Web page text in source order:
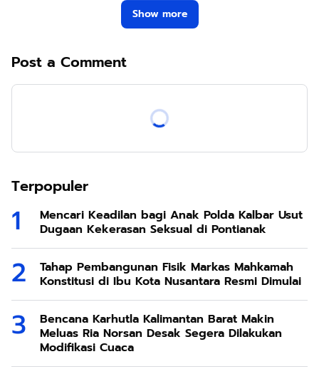
Show more
Post a Comment
Terpopuler
Mencari Keadilan bagi Anak Polda Kalbar Usut
Dugaan Kekerasan Seksual di Pontianak
Tahap Pembangunan Fisik Markas Mahkamah
Konstitusi di Ibu Kota Nusantara Resmi Dimulai
Bencana Karhutla Kalimantan Barat Makin
Meluas Ria Norsan Desak Segera Dilakukan
Modifikasi Cuaca